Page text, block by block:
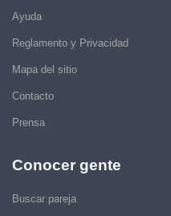
Ayuda
Reglamento y Privacidad
Mapa del sitio
Contacto
Prensa
Conocer gente
Buscar pareja